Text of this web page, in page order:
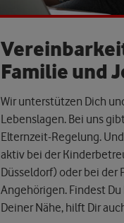
Familie und
Wir unterstützen Dich
Lebenslagen. Bei uns
Elternzeit-Regelung.
aktiv bei der
Düsseldorf) oder bei der
Angehörigen. Findest
Deiner Nähe, hilft Dir